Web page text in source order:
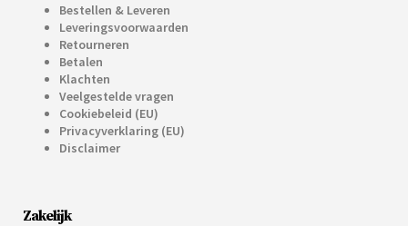
Bestellen & Leveren
Leveringsvoorwaarden
Retourneren
Betalen
Klachten
Veelgestelde vragen
Cookiebeleid (EU)
Privacyverklaring (EU)
Disclaimer
Zakelijk